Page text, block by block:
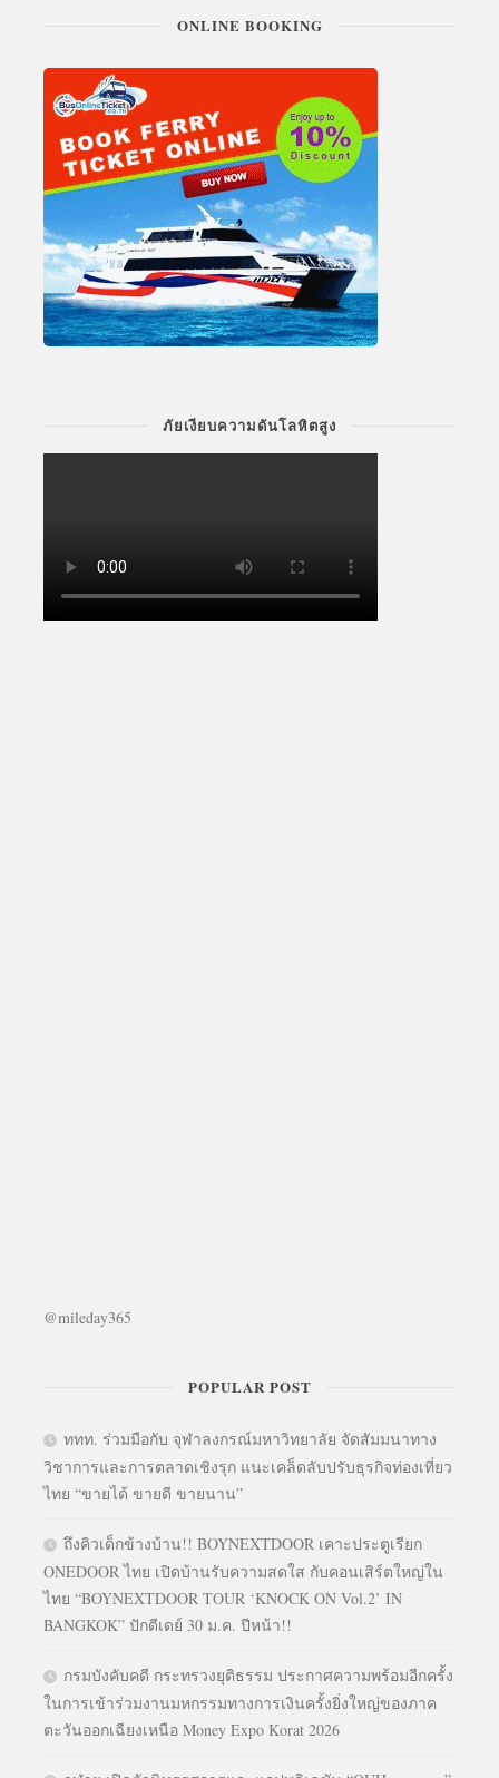
ONLINE BOOKING
ภัยเงียบความดันโลหิตสูง
@mileday365
POPULAR POST
ททท. ร่วมมือกับ จุฬาลงกรณ์มหาวิทยาลัย จัดสัมมนาทาง
วิชาการและการตลาดเชิงรุก แนะเคล็ดลับปรับธุรกิจท่องเที่ยว
ไทย “ขายได้ ขายดี ขายนาน”
ถึงคิวเด็กข้างบ้าน!! BOYNEXTDOOR เคาะประตูเรียก
ONEDOOR ไทย เปิดบ้านรับความสดใส กับคอนเสิร์ตใหญ่ใน
ไทย “BOYNEXTDOOR TOUR ‘KNOCK ON Vol.2’ IN
BANGKOK” ปักดีเดย์ 30 ม.ค. ปีหน้า!!
กรมบังคับคดี กระทรวงยุติธรรม ประกาศความพร้อมอีกครั้ง
ในการเข้าร่วมงานมหกรรมทางการเงินครั้งยิ่งใหญ่ของภาค
ตะวันออกเฉียงเหนือ Money Expo Korat 2026